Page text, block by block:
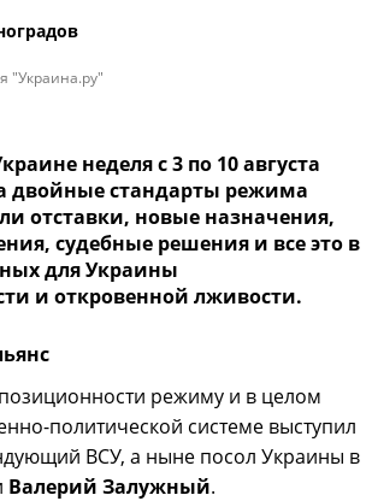
"Украина.ру"
неделя с 3 по 10 августа
двойные стандарты режима
отставки, новые назначения,
судебные решения и все это в
для Украины
и откровенной лживости.
режиму и в целом
политической системе выступил
ВСУ, а ныне посол Украины в
Валерий Залужный.